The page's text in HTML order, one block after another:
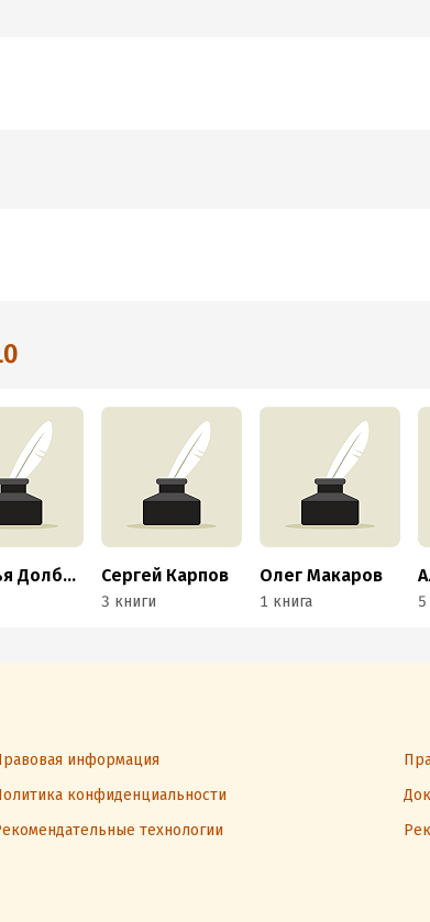
Наталья Долбенко Сергей Карпов
3 книги
Олег Макаров
1 книга
информация
конфиденциальности
технологии